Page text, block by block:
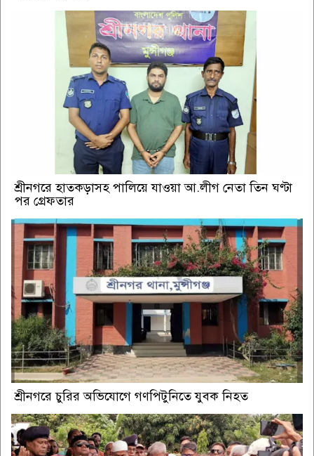
শ্রীনগরে হাতকড়াসহ পালিয়ে যাওয়া আ.লীগ নেতা তিন ঘণ্টা
পর গ্রেফতার
শ্রীনগরে চুরির অভিযোগে গণপিটুনিতে যুবক নিহত